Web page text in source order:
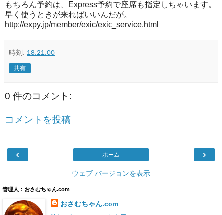
もちろん予約は、Express予約で座席も指定しちゃいます。
早く使うときが来ればいいんだが。
http://expy.jp/member/exic/exic_service.html
時刻: 18:21:00
共有
0 件のコメント:
コメントを投稿
‹ ›
ホーム
ウェブ バージョンを表示
管理人：おさむちゃん.com
おさむちゃん.com